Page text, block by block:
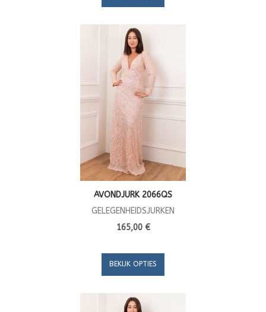
AVONDJURK 2066QS
GELEGENHEIDSJURKEN
165,00 €
BEKIJK OPTIES